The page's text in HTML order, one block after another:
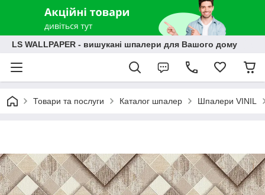
LS WALLPAPER - вишукані шпалери для Вашого дому
Товари та послуги Каталог шпалер Шпалери VINIL